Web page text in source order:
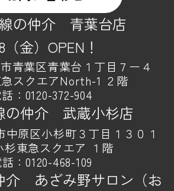
の仲介 青葉台店
金）OPEN！
青葉区青葉台１丁目７ー４
スクエアNorth-1 ２階
： 0120-372-904
の仲介 武蔵小杉店
中原区小杉町３丁目１３０１
杉東急スクエア １階
：0120-468-109
介 あざみ野サロン（お